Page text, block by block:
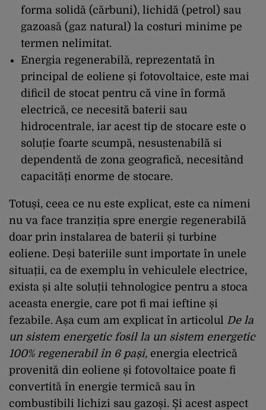
forma solidă (cărbuni), lichidă (petrol) sau
gazoasă (gaz natural) la costuri minime pe
termen nelimitat.
Energia regenerabilă, reprezentată în
principal de eoliene și fotovoltaice, este mai
dificil de stocat pentru că vine în formă
electrică, ce necesită baterii sau
hidrocentrale, iar acest tip de stocare este o
soluție foarte scumpă, nesustenabilă si
dependentă de zona geografică, necesitând
capacități enorme de stocare.
Totuși, ceea ce nu este explicat, este ca nimeni
nu va face tranziția spre energie regenerabilă
doar prin instalarea de baterii și turbine
eoliene. Deși bateriile sunt importate în unele
situații, ca de exemplu în vehiculele electrice,
exista și alte soluții tehnologice pentru a stoca
aceasta energie, care pot fi mai ieftine și
fezabile. Așa cum am explicat în articolul De la
un sistem energetic fosil la un sistem energetic
100% regenerabil în 6 pași, energia electrică
provenită din eoliene și fotovoltaice poate fi
convertită în energie termică sau în
combustibili lichizi sau gazoși. Și acest aspect